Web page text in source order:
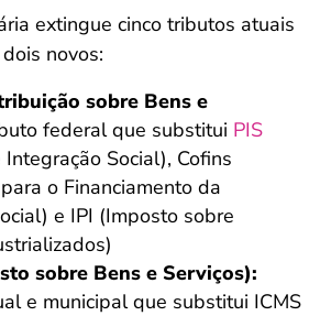
extingue cinco tributos atuais
novos:
sobre Bens e
federal que substitui PIS
Social), Cofins
o Financiamento da
e IPI (Imposto sobre
sobre Bens e Serviços):
e municipal que substitui ICMS